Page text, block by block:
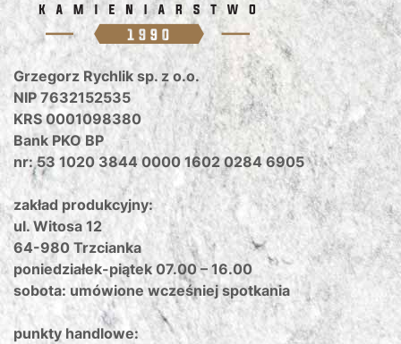
Grzegorz Rychlik sp. z o.o.
NIP 7632152535
KRS 0001098380
Bank PKO BP
nr: 53 1020 3844 0000 1602 0284 6905
zakład produkcyjny:
ul. Witosa 12
64-980 Trzcianka
poniedziałek-piątek 07.00 – 16.00
sobota: umówione wcześniej spotkania
punkty handlowe: